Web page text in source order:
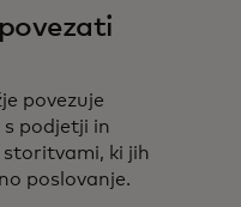
povezuje
podjetji in
ki jih
poslovanje.